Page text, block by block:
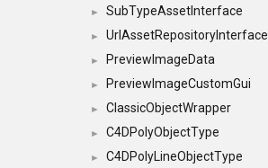
► SubTypeAssetInterface
► UrlAssetRepositoryInterface
► PreviewImageData
► PreviewImageCustomGui
► ClassicObjectWrapper
► C4DPolyObjectType
► C4DPolyLineObjectType